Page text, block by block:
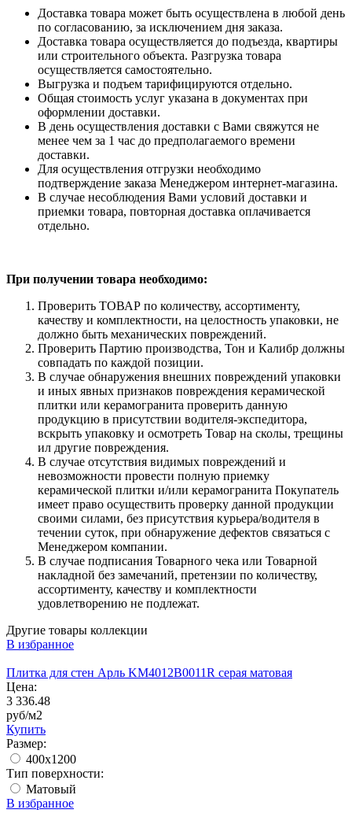
Доставка товара может быть осуществлена в любой день
по согласованию, за исключением дня заказа.
Доставка товара осуществляется до подъезда, квартиры
или строительного объекта. Разгрузка товара
осуществляется самостоятельно.
Выгрузка и подъем тарифицируются отдельно.
Общая стоимость услуг указана в документах при
оформлении доставки.
В день осуществления доставки с Вами свяжутся не
менее чем за 1 час до предполагаемого времени
доставки.
Для осуществления отгрузки необходимо
подтверждение заказа Менеджером интернет-магазина.
В случае несоблюдения Вами условий доставки и
приемки товара, повторная доставка оплачивается
отдельно.
При получении товара необходимо:
Проверить ТОВАР по количеству, ассортименту,
качеству и комплектности, на целостность упаковки, не
должно быть механических повреждений.
Проверить Партию производства, Тон и Калибр должны
совпадать по каждой позиции.
В случае обнаружения внешних повреждений упаковки
и иных явных признаков повреждения керамической
плитки или керамогранита проверить данную
продукцию в присутствии водителя-экспедитора,
вскрыть упаковку и осмотреть Товар на сколы, трещины
ил другие повреждения.
В случае отсутствия видимых повреждений и
невозможности провести полную приемку
керамической плитки и/или керамогранита Покупатель
имеет право осуществить проверку данной продукции
своими силами, без присутствия курьера/водителя в
течении суток, при обнаружение дефектов связаться с
Менеджером компании.
В случае подписания Товарного чека или Товарной
накладной без замечаний, претензии по количеству,
ассортименту, качеству и комплектности
удовлетворению не подлежат.
Другие товары коллекции
В избранное
Плитка для стен Арль KM4012B0011R серая матовая
Цена:
3 336.48
руб/м2
Купить
Размер:
400x1200
Тип поверхности:
Матовый
В избранное